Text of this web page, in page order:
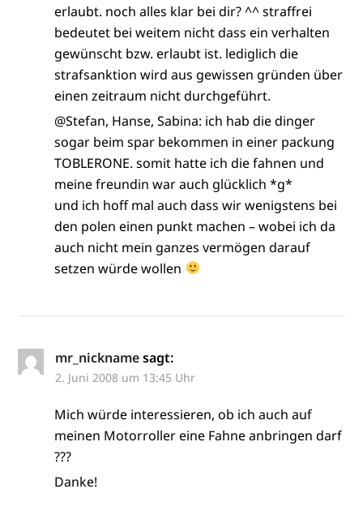
erlaubt. noch alles klar bei dir? ^^ straffrei
bedeutet bei weitem nicht dass ein verhalten
gewünscht bzw. erlaubt ist. lediglich die
strafsanktion wird aus gewissen gründen über
einen zeitraum nicht durchgeführt.
@Stefan, Hanse, Sabina: ich hab die dinger
sogar beim spar bekommen in einer packung
TOBLERONE. somit hatte ich die fahnen und
meine freundin war auch glücklich *g*
und ich hoff mal auch dass wir wenigstens bei
den polen einen punkt machen – wobei ich da
auch nicht mein ganzes vermögen darauf
setzen würde wollen
mr_nickname sagt:
2. Juni 2008 um 13:45 Uhr
Mich würde interessieren, ob ich auch auf
meinen Motorroller eine Fahne anbringen darf
???
Danke!